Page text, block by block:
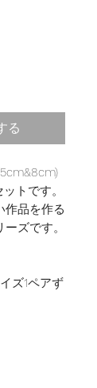
る
トです。
作品を作る
ズです。
ズ1ペアず